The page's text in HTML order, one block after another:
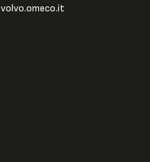
volvo.omeco.it